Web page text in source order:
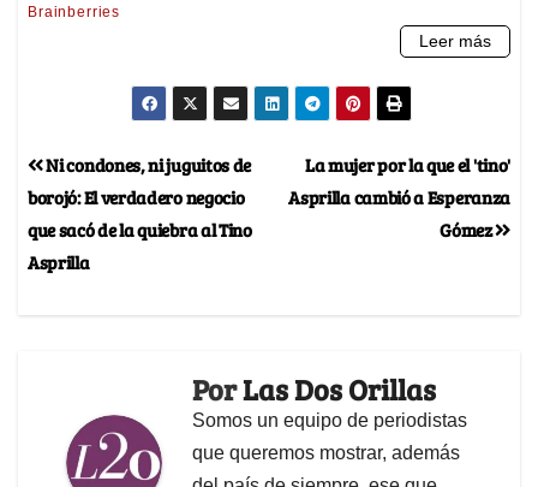
La mujer por la que el 'tino'
Asprilla cambió a Esperanza
Gómez
Ni condones, ni juguitos de
borojó: El verdadero negocio
que sacó de la quiebra al Tino
Asprilla
PorLas Dos Orillas
Somos un equipo de periodistas
que queremos mostrar, además